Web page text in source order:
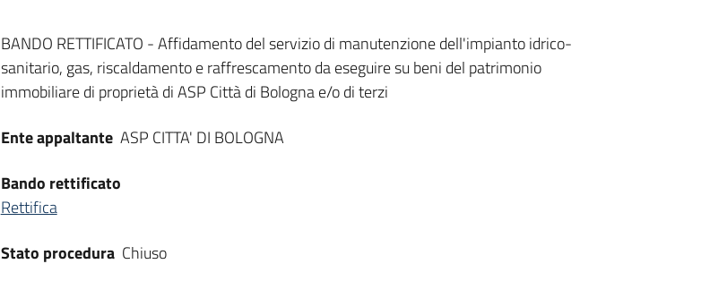
Dati del bando
BANDO RETTIFICATO - Affidamento del servizio di manutenzione dell'impianto idrico-
sanitario, gas, riscaldamento e raffrescamento da eseguire su beni del patrimonio
immobiliare di proprietà di ASP Città di Bologna e/o di terzi
Ente appaltante ASP CITTA' DI BOLOGNA
Bando rettificato
Rettifica
Stato procedura Chiuso